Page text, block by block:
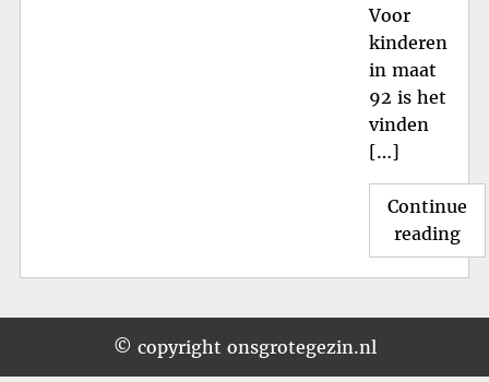
Voor
kinderen
in maat
92 is het
vinden
[…]
Continue
reading
92:
© copyright onsgrotegezin.nl